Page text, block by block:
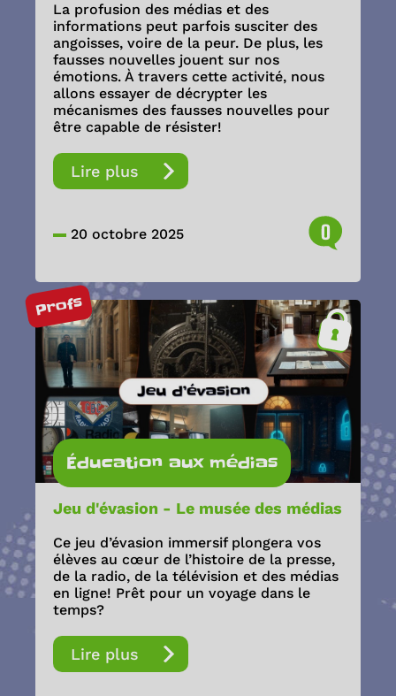
La profusion des médias et des
informations peut parfois susciter des
angoisses, voire de la peur. De plus, les
fausses nouvelles jouent sur nos
émotions. À travers cette activité, nous
allons essayer de décrypter les
mécanismes des fausses nouvelles pour
être capable de résister!
Lire plus
20 octobre 2025 0
Profs
Éducation aux médias
Jeu d'évasion - Le musée des médias
Ce jeu d’évasion immersif plongera vos
élèves au cœur de l’histoire de la presse,
de la radio, de la télévision et des médias
en ligne! Prêt pour un voyage dans le
temps?
Lire plus